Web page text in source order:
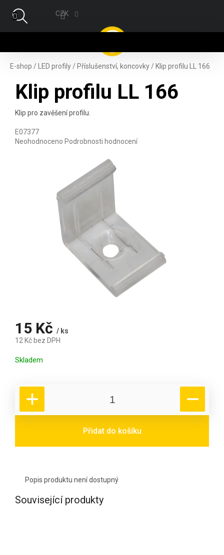
CZK
E-shop / LED profily / Příslušenství, koncovky / Klip profilu LL 166
Klip profilu LL 166
Klip pro zavěšení profilu.
E07377
Průměrné hodnocení produktu je 0,0 z 5 hvězdiček.
Neohodnoceno Podrobnosti hodnocení
15 Kč / ks
12 Kč bez DPH
Skladem
Přidat do košíku
Popis produktu není dostupný
Související produkty